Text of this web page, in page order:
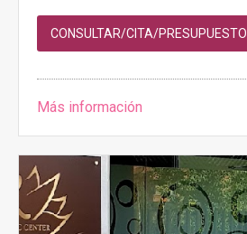
CONSULTAR/CITA/PRESUPUESTO
Más información